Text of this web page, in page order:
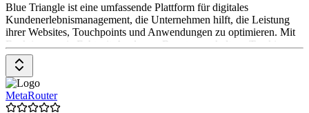
Blue Triangle ist eine umfassende Plattform für digitales
Kundenerlebnismanagement, die Unternehmen hilft, die Leistung
ihrer Websites, Touchpoints und Anwendungen zu optimieren. Mit
Funktionen wie Echtzeit-Analysen, Benutzerverhaltens-Tracking
und Conversion-Optimierung bietet Blue Triangle wertvolle
Einblicke in das Nutzerverhalten. Die Plattform ermöglicht es
Unternehmen, Ladezeiten zu verkürzen, technische Probleme zu
identifizieren und die Gesamterfahrung der Kunden zu verbessern,
was zu höheren Umsätzen und zufriedeneren Kunden führt.
MetaRouter